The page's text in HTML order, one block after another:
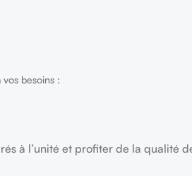
besoins :
à l’unité et profiter de la qualité